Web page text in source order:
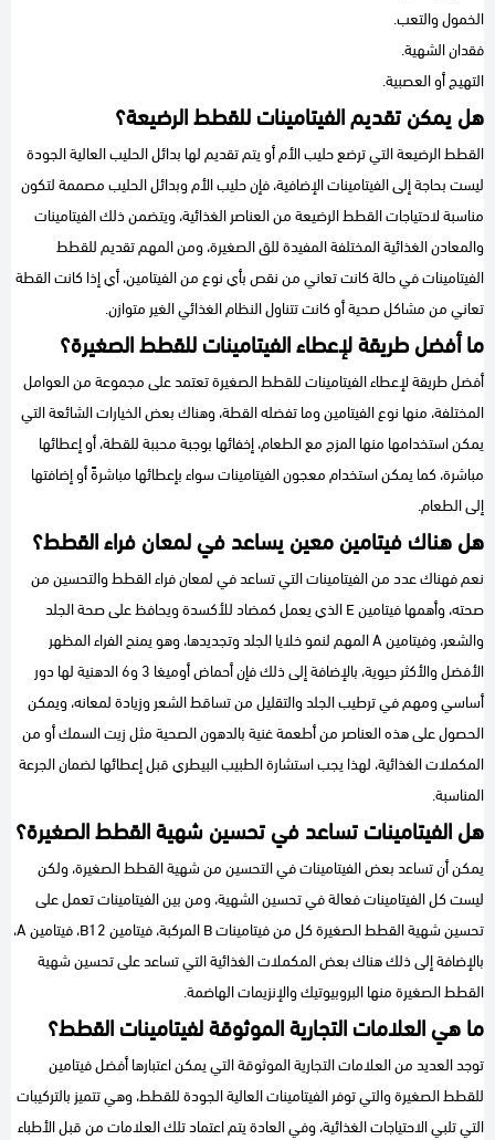
الخمول والتعب.
فقدان الشهية.
التهيج أو العصبية.
هل يمكن تقديم الفيتامينات للقطط الرضيعة؟
القطط الرضيعة التي ترضع حليب الأم أو يتم تقديم لها بدائل الحليب العالية الجودة
ليست بحاجة إلى الفيتامينات الإضافية، فإن حليب الأم وبدائل الحليب مصممة لتكون
مناسبة لاحتياجات القطط الرضيعة من العناصر الغذائية، ويتضمن ذلك الفيتامينات
والمعادن الغذائية المختلفة المفيدة للق الصغيرة، ومن المهم تقديم للقطط
الفيتامينات في حالة كانت تعاني من نقص بأي نوع من الفيتامين، أي إذا كانت القطة
تعاني من مشاكل صحية أو كانت تتناول النظام الغذائي الغير متوازن.
ما أفضل طريقة لإعطاء الفيتامينات للقطط الصغيرة؟
أفضل طريقة لإعطاء الفيتامينات للقطط الصغيرة تعتمد على مجموعة من العوامل
المختلفة، منها نوع الفيتامين وما تفضله القطة، وهناك بعض الخيارات الشائعة التي
يمكن استخدامها منها المزج مع الطعام، إخفائها بوجبة محببة للقطة، أو إعطائها
مباشرة، كما يمكن استخدام معجون الفيتامينات سواء بإعطائها مباشرةً أو إضافتها
إلى الطعام.
هل هناك فيتامين معين يساعد في لمعان فراء القطط؟
نعم فهناك عدد من الفيتامينات التي تساعد في لمعان فراء القطط والتحسين من
صحته، وأهمها فيتامين E الذي يعمل كمضاد للأكسدة ويحافظ على صحة الجلد
والشعر، وفيتامين A المهم لنمو خلايا الجلد وتجديدها، وهو يمنح الفراء المظهر
الأفضل والأكثر حيوية، بالإضافة إلى ذلك فإن أحماض أوميغا 3 و6 الدهنية لها دور
أساسي ومهم في ترطيب الجلد والتقليل من تساقط الشعر وزيادة لمعانه، ويمكن
الحصول على هذه العناصر من أطعمة غنية بالدهون الصحية مثل زيت السمك أو من
المكملات الغذائية، لهذا يجب استشارة الطبيب البيطري قبل إعطائها لضمان الجرعة
المناسبة.
هل الفيتامينات تساعد في تحسين شهية القطط الصغيرة؟
يمكن أن تساعد بعض الفيتامينات في التحسين من شهية القطط الصغيرة، ولكن
ليست كل الفيتامينات فعالة في تحسين الشهية، ومن بين الفيتامينات تعمل على
تحسين شهية القطط الصغيرة كل من فيتامينات B المركبة، فيتامين B12، فيتامين A،
بالإضافة إلى ذلك هناك بعض المكملات الغذائية التي تساعد على تحسين شهية
القطط الصغيرة منها البروبيوتيك والإنزيمات الهاضمة.
ما هي العلامات التجارية الموثوقة لفيتامينات القطط؟
توجد العديد من العلامات التجارية الموثوقة التي يمكن اعتبارها أفضل فيتامين
للقطط الصغيرة والتي توفر الفيتامينات العالية الجودة للقطط، وهي تتميز بالتركيبات
التي تلبي الاحتياجات الغذائية، وفي العادة يتم اعتماد تلك العلامات من قبل الأطباء